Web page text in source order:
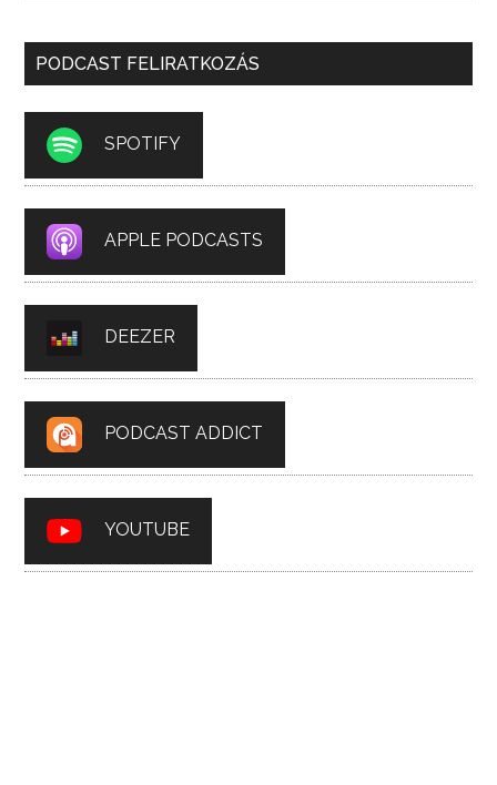
PODCAST FELIRATKOZÁS
SPOTIFY
APPLE PODCASTS
DEEZER
PODCAST ADDICT
YOUTUBE